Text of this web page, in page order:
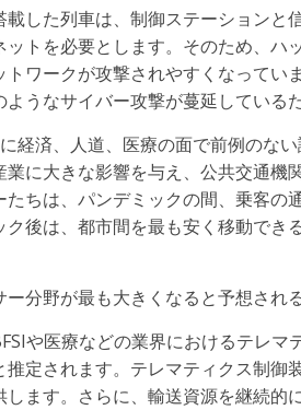
した列車は、制御ステーションと
ットを必要とします。そのため、
トワークが攻撃されやすくなって
うなサイバー攻撃が蔓延している
経済、人道、医療の面で前例のな
業に大きな影響を与え、公共交通
たちは、パンデミックの間、乗客
後は、都市間を最も安く移動でき
分野が最も大きくなると予想される
や医療などの業界におけるテレ
定されます。テレマティクス制御
します。さらに、輸送資源を継続